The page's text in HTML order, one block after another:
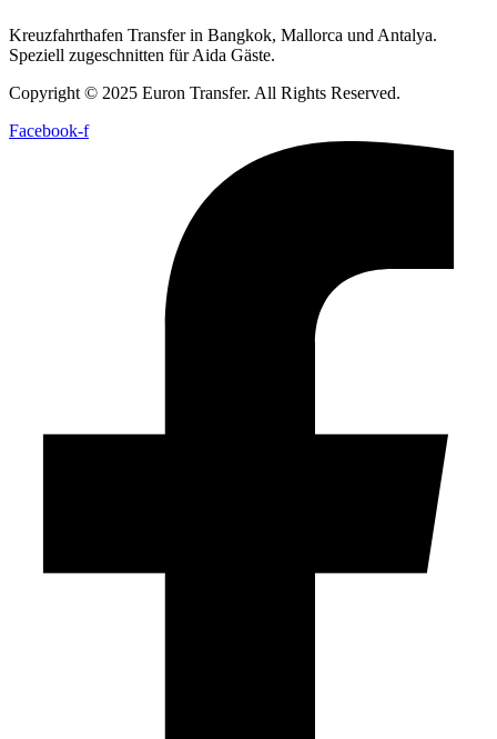
Kreuzfahrthafen Transfer in Bangkok, Mallorca und Antalya.
Speziell zugeschnitten für Aida Gäste.
Copyright © 2025 Euron Transfer. All Rights Reserved.
Facebook-f